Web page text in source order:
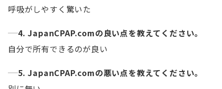
呼吸がしやすく驚いた
4. JapanCPAP.comの良い点を教えてください。
自分で所有できるのが良い
5. JapanCPAP.comの悪い点を教えてください。